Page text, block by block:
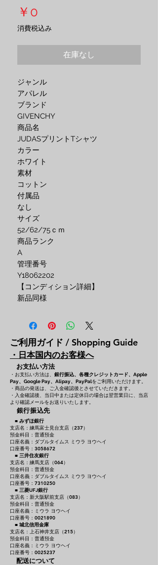
￥0
格
消費税込み
在庫なし
ジャンル
アパレル
ブランド
GIVENCHY
商品名
JUDASプリントTシャツ
カラー
ホワイト
素材
コットン
付属品
なし
サイズ
52/62/75ｃｍ
商品ランク
A
管理番号
Y18062202
【コンディション詳細】
新品同様
ご利用ガイド / Shopping Guide
・日本国内のお客様へ
お支払い方法
・お支払い方法は、 銀行振込、各種クレジットカード、 Apple
Pay、Google Pay、Alipay、PayPalをご利用いただけます。
・商品の発送は、ご入金確認後とさせていただきます。
・入金確認後、当日中または定休日の場合は翌営業日に、当店
より確認メールをお送りいたします。
銀行振込先
■ みずほ銀行
支店名：練馬富士見台支店（237）
預金科目：普通預金
口座名義：ダブルタイムス ミウラ ヨウヘイ
口座番号：3058672
■ 三井住友銀行
支店名：練馬支店（064）
預金科目：普通預金
口座名義：ダブルタイムス ミウラ ヨウヘイ
口座番号：7310250
■ 三菱UFJ銀行
支店名：新大阪駅前支店（083）
預金科目：普通預金
口座名義：ミウラ ヨウヘイ
口座番号：0021890
■ 城北信用金庫
支店名：上石神井支店（215）
預金科目：普通預金
口座名義：ミウラ ヨウヘイ
口座番号：0025237
配送について